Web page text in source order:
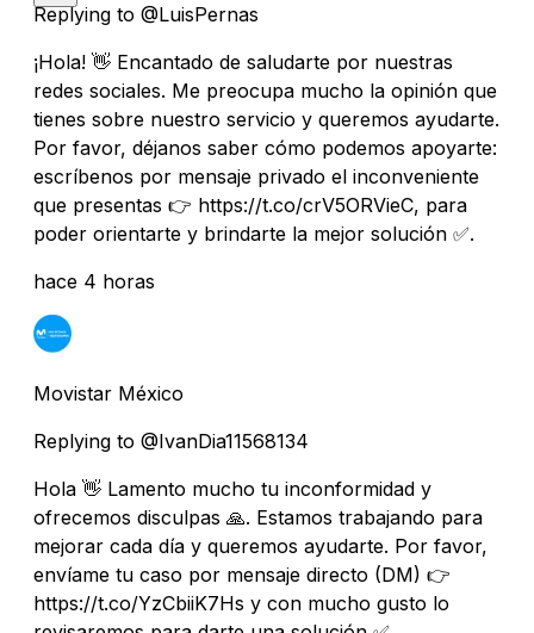
Replying to @LuisPernas
¡Hola! 👋 Encantado de saludarte por nuestras
redes sociales. Me preocupa mucho la opinión que
tienes sobre nuestro servicio y queremos ayudarte.
Por favor, déjanos saber cómo podemos apoyarte:
escríbenos por mensaje privado el inconveniente
que presentas 👉 https://t.co/crV5ORVieC, para
poder orientarte y brindarte la mejor solución ✅.
hace 4 horas
Movistar México
Replying to @IvanDia11568134
Hola 👋 Lamento mucho tu inconformidad y
ofrecemos disculpas 🙏. Estamos trabajando para
mejorar cada día y queremos ayudarte. Por favor,
envíame tu caso por mensaje directo (DM) 👉
https://t.co/YzCbiiK7Hs y con mucho gusto lo